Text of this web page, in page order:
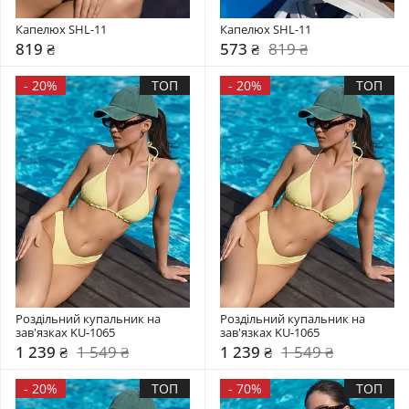
Капелюх SHL-11
819 ₴
Капелюх SHL-11
573 ₴ 819 ₴
- 20% ТОП
Роздільний купальник на
зав'язках KU-1065
1 239 ₴ 1 549 ₴
- 20% ТОП
Роздільний купальник на
зав'язках KU-1065
1 239 ₴ 1 549 ₴
- 20% ТОП - 70% ТОП